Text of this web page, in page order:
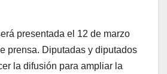
presentada el 12 de marzo
prensa. Diputadas y diputados
la difusión para ampliar la